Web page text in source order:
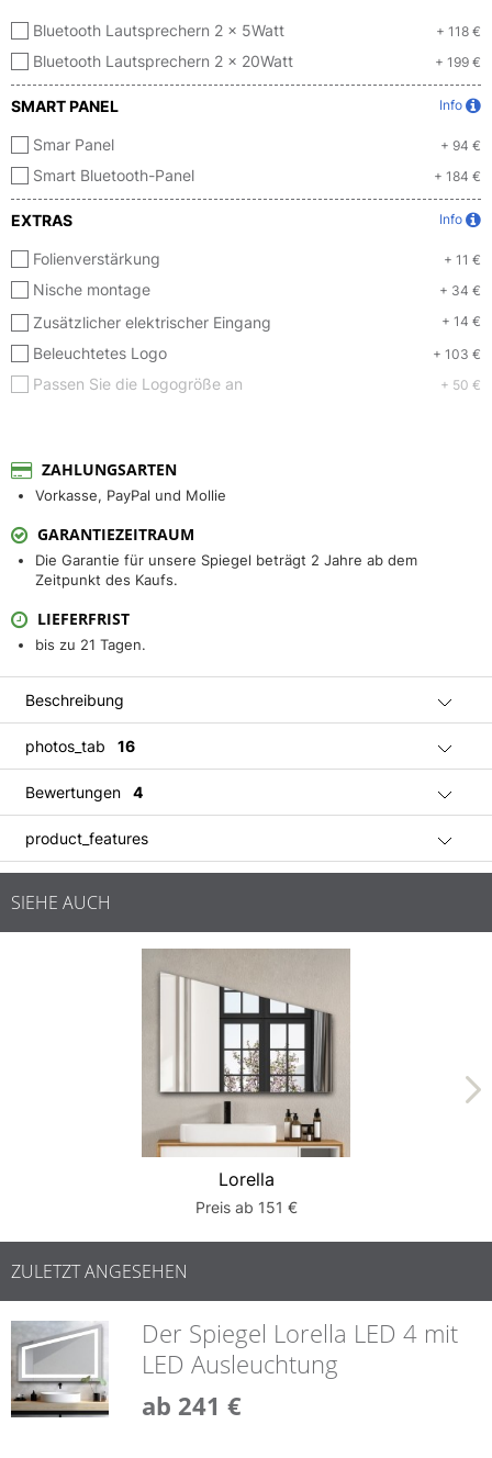
Bluetooth Lautsprechern 2 x 5Watt + 118 €
Bluetooth Lautsprechern 2 x 20Watt + 199 €
SMART PANEL Info
Smar Panel + 94 €
Smart Bluetooth-Panel + 184 €
EXTRAS Info
Folienverstärkung + 11 €
Nische montage + 34 €
Zusätzlicher elektrischer Eingang + 14 €
Beleuchtetes Logo + 103 €
Passen Sie die Logogröße an + 50 €
ZAHLUNGSARTEN
Vorkasse, PayPal und Mollie
GARANTIEZEITRAUM
Die Garantie für unsere Spiegel beträgt 2 Jahre ab dem
Zeitpunkt des Kaufs.
LIEFERFRIST
bis zu 21 Tagen.
Beschreibung
photos_tab 16
Bewertungen 4
product_features
SIEHE AUCH
Lorella
Preis ab 151 €
ZULETZT ANGESEHEN
Der Spiegel Lorella LED 4 mit
LED Ausleuchtung
ab 241 €